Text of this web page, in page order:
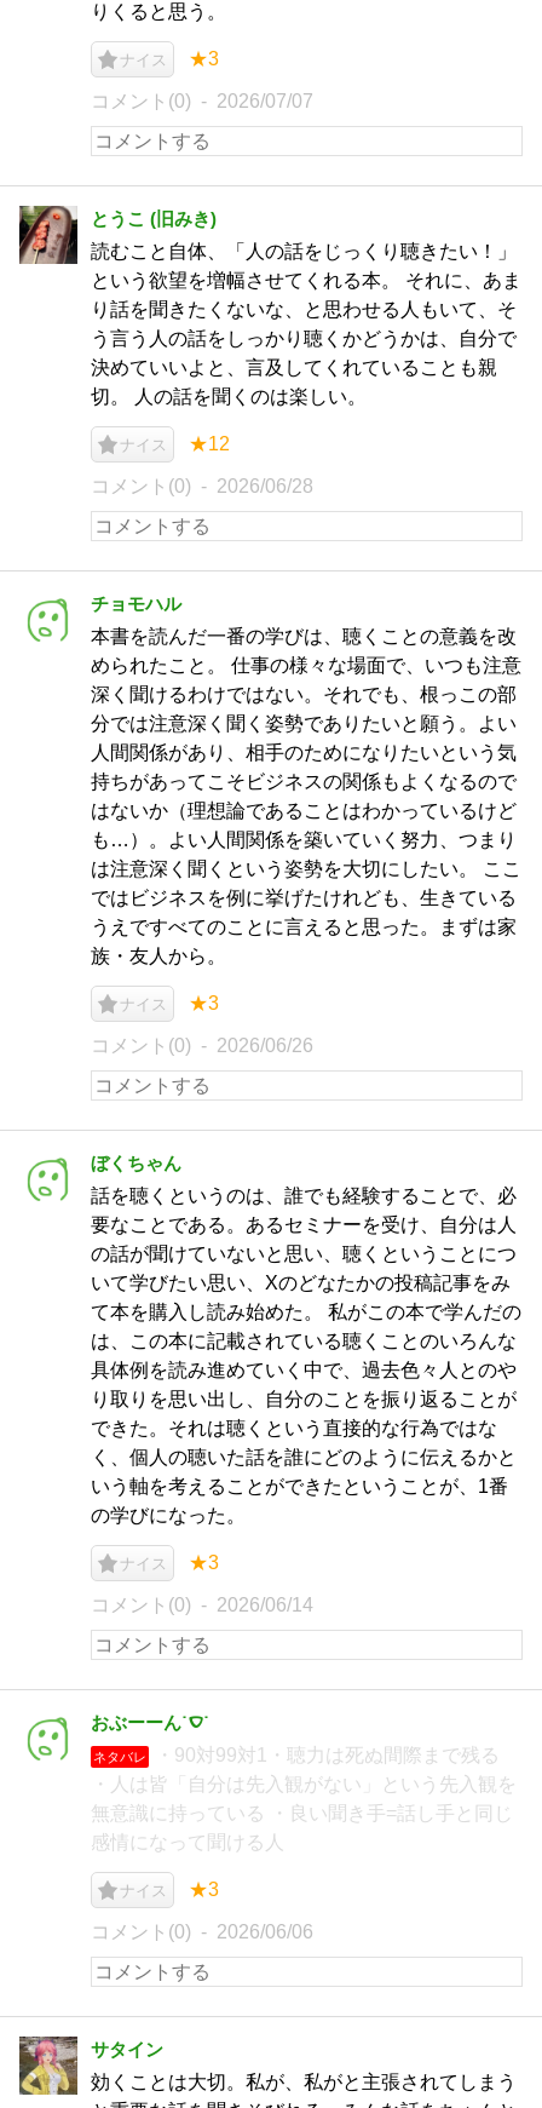
りくると思う。
ナイス ★3
コメント(0) 2026/07/07
とうこ (旧みき)
読むこと自体、「人の話をじっくり聴きたい！」
という欲望を増幅させてくれる本。 それに、あま
り話を聞きたくないな、と思わせる人もいて、そ
う言う人の話をしっかり聴くかどうかは、自分で
決めていいよと、言及してくれていることも親
切。 人の話を聞くのは楽しい。
ナイス ★12
コメント(0) 2026/06/28
チョモハル
本書を読んだ一番の学びは、聴くことの意義を改
められたこと。 仕事の様々な場面で、いつも注意
深く聞けるわけではない。それでも、根っこの部
分では注意深く聞く姿勢でありたいと願う。よい
人間関係があり、相手のためになりたいという気
持ちがあってこそビジネスの関係もよくなるので
はないか（理想論であることはわかっているけど
も…）。よい人間関係を築いていく努力、つまり
は注意深く聞くという姿勢を大切にしたい。 ここ
ではビジネスを例に挙げたけれども、生きている
うえですべてのことに言えると思った。まずは家
族・友人から。
ナイス ★3
コメント(0) 2026/06/26
ぼくちゃん
話を聴くというのは、誰でも経験することで、必
要なことである。あるセミナーを受け、自分は人
の話が聞けていないと思い、聴くということにつ
いて学びたい思い、Xのどなたかの投稿記事をみ
て本を購入し読み始めた。 私がこの本で学んだの
は、この本に記載されている聴くことのいろんな
具体例を読み進めていく中で、過去色々人とのや
り取りを思い出し、自分のことを振り返ることが
できた。それは聴くという直接的な行為ではな
く、個人の聴いた話を誰にどのように伝えるかと
いう軸を考えることができたということが、1番
の学びになった。
ナイス ★3
コメント(0) 2026/06/14
おぶーーん˙‎ࠏ˙
ネタバレ
・90対99対1・聴力は死ぬ間際まで残る
・人は皆「自分は先入観がない」という先入観を
無意識に持っている ・良い聞き手=話し手と同じ
感情になって聞ける人
ナイス ★3
コメント(0) 2026/06/06
サタイン
効くことは大切。私が、私がと主張されてしまう